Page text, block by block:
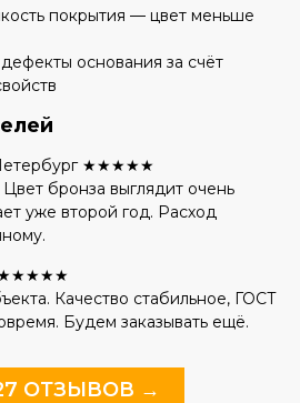
покрытия — цвет меньше
основания за счёт
★★★★★
бронза выглядит очень
уже второй год. Расход
Качество стабильное, ГОСТ
Будем заказывать ещё.
ОТЗЫВОВ →